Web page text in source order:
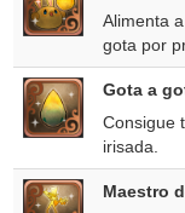
Alimenta
gota por
Gota a
Consigue
irisada.
Maestro